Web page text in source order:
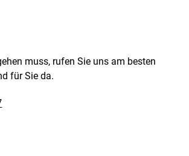
muss, rufen Sie uns am besten
für Sie da.